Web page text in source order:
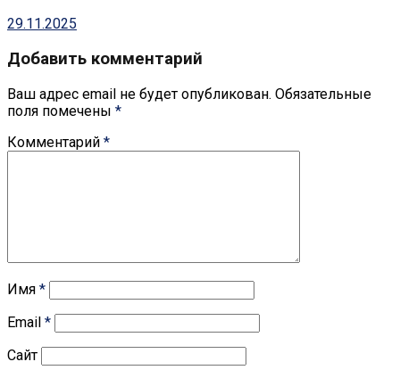
29.11.2025
Добавить комментарий
Ваш адрес email не будет опубликован. Обязательные
поля помечены *
Комментарий *
Имя *
Email *
Сайт